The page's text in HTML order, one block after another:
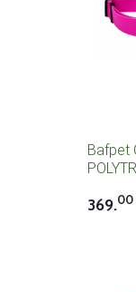
Bafpet
369.00